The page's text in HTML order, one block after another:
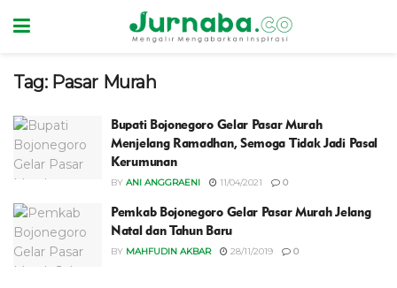
Tag: Pasar Murah
Bupati Bojonegoro Gelar Pasar Murah
Menjelang Ramadhan, Semoga Tidak Jadi Pasal
Kerumunan
BY ANI ANGGRAENI 11/04/2021 0
Pemkab Bojonegoro Gelar Pasar Murah Jelang
Natal dan Tahun Baru
BY MAHFUDIN AKBAR 28/11/2019 0